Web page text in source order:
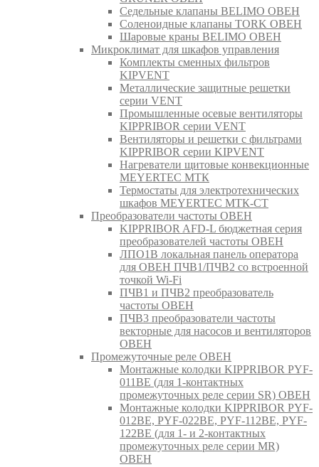
Седельные клапаны BELIMO ОВЕН
Соленоидные клапаны TORK ОВЕН
Шаровые краны BELIMO ОВЕН
Микроклимат для шкафов управления
Комплекты сменных фильтров
KIPVENT
Металлические защитные решетки
серии VENT
Промышленные осевые вентиляторы
KIPPRIBOR серии VENT
Вентиляторы и решетки с фильтрами
KIPPRIBOR серии KIPVENT
Нагреватели щитовые конвекционные
MEYERTEC МТК
Термостаты для электротехнических
шкафов MEYERTEC МТК-СТ
Преобразователи частоты ОВЕН
KIPPRIBOR AFD-L бюджетная серия
преобразователей частоты ОВЕН
ЛПО1В локальная панель оператора
для ОВЕН ПЧВ1/ПЧВ2 со встроенной
точкой Wi-Fi
ПЧВ1 и ПЧВ2 преобразователь
частоты ОВЕН
ПЧВ3 преобразователи частоты
векторные для насосов и вентиляторов
ОВЕН
Промежуточные реле ОВЕН
Монтажные колодки KIPPRIBOR PYF-
011BE (для 1-контактных
промежуточных реле серии SR) ОВЕН
Монтажные колодки KIPPRIBOR PYF-
012BE, PYF-022BE, PYF-112BE, PYF-
122BE (для 1- и 2-контактных
промежуточных реле серии MR)
ОВЕН